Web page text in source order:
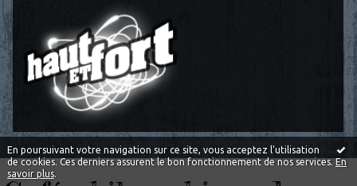
En poursuivant votre navigation sur ce site, vous acceptez l'utilisation
de cookies. Ces derniers assurent le bon fonctionnement de nos services.En
savoir plus.